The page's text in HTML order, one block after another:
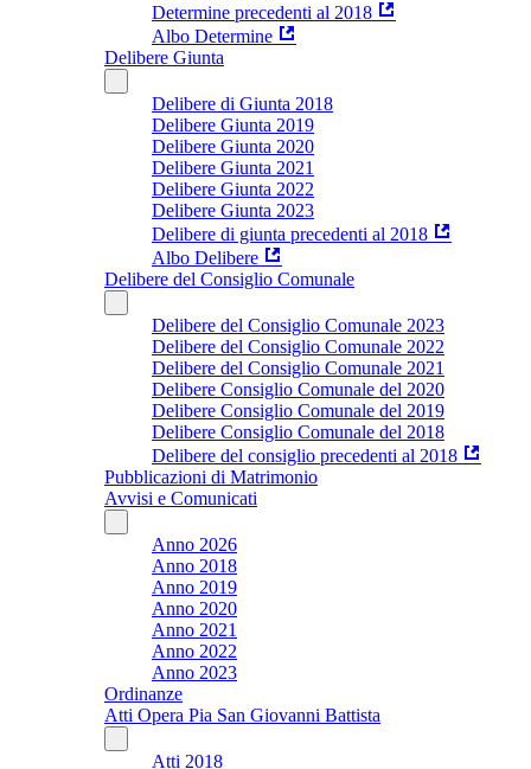
Determine precedenti al 2018
Albo Determine
Delibere Giunta
Delibere di Giunta 2018
Delibere Giunta 2019
Delibere Giunta 2020
Delibere Giunta 2021
Delibere Giunta 2022
Delibere Giunta 2023
Delibere di giunta precedenti al 2018
Albo Delibere
Delibere del Consiglio Comunale
Delibere del Consiglio Comunale 2023
Delibere del Consiglio Comunale 2022
Delibere del Consiglio Comunale 2021
Delibere Consiglio Comunale del 2020
Delibere Consiglio Comunale del 2019
Delibere Consiglio Comunale del 2018
Delibere del consiglio precedenti al 2018
Pubblicazioni di Matrimonio
Avvisi e Comunicati
Anno 2026
Anno 2018
Anno 2019
Anno 2020
Anno 2021
Anno 2022
Anno 2023
Ordinanze
Atti Opera Pia San Giovanni Battista
Atti 2018